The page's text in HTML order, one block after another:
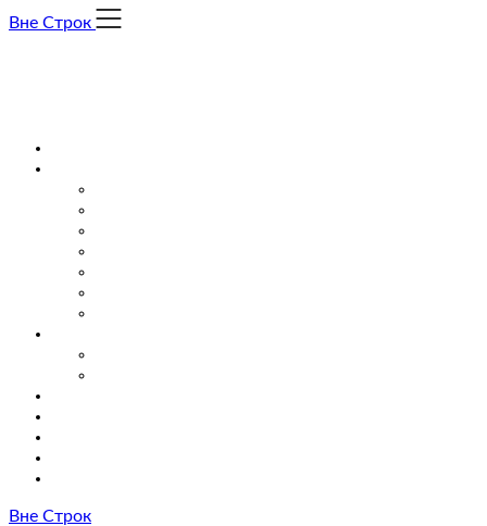
Skip
Вне Строк
Вне Строк